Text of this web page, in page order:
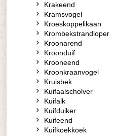
Krakeend
Kramsvogel
Kroeskoppelikaan
Krombekstrandloper
Kroonarend
Kroonduif
Krooneend
Kroonkraanvogel
Kruisbek
Kuifaalscholver
Kuifalk
Kuifduiker
Kuifeend
Kuifkoekkoek